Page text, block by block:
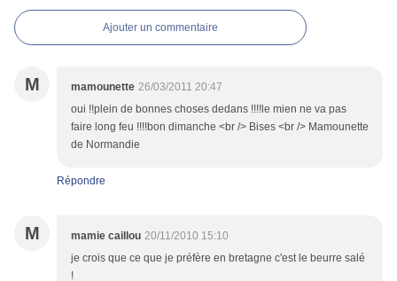
Ajouter un commentaire
M mamounette 26/03/2011 20:47
oui !!plein de bonnes choses dedans !!!!le mien ne va pas
faire long feu !!!!bon dimanche <br /> Bises <br /> Mamounette
de Normandie
Répondre
M mamie caillou 20/11/2010 15:10
je crois que ce que je préfère en bretagne c'est le beurre salé
!